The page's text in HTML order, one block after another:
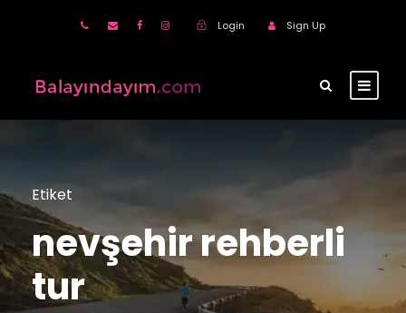
Login Sign Up
Etiket
nevşehir rehberli
tur